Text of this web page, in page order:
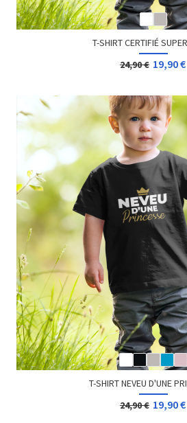
T-SHIRT CERTIFIÉ
24,90 € 19,90 €
T-SHIRT NEVEU D'UNE
24,90 € 19,90 €